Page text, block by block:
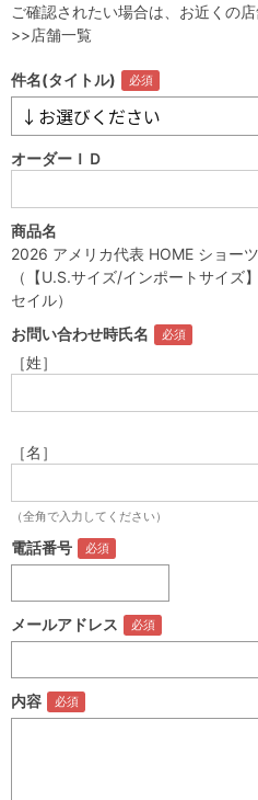
ご確認されたい場合は、お近くの
>>店舗一覧
件名(タイトル)
オーダーＩＤ
商品名
2026 アメリカ代表 HOME ショーツ
（【U.S.サイズ/インポートサイ
セイル）
お問い合わせ時氏名
［姓］
［名］
（全角で入力してください）
電話番号
メールアドレス
内容